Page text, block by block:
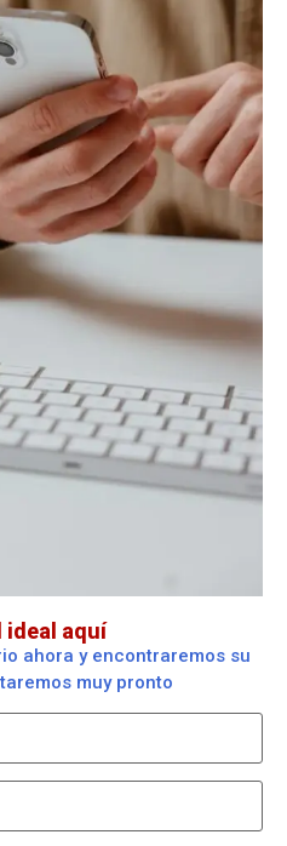
ideal aquí
ahora y encontraremos su
muy pronto